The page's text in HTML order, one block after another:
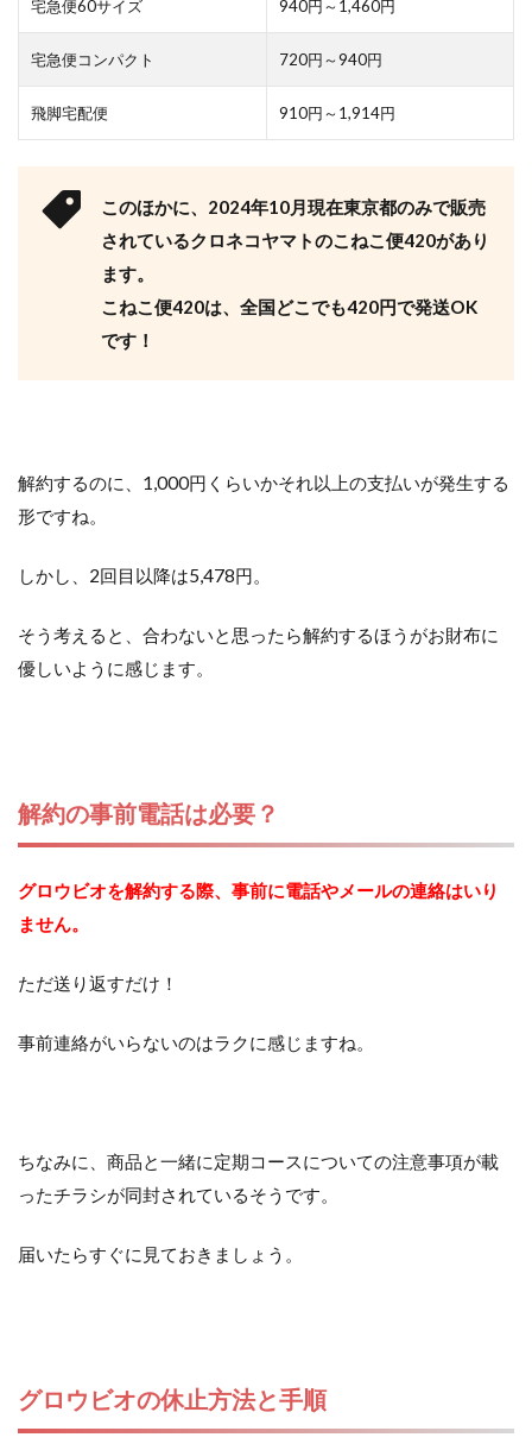
宅急便60サイズ 940円～1,460円
宅急便コンパクト 720円～940円
飛脚宅配便 910円～1,914円
このほかに、2024年10月現在東京都のみで販売
されているクロネコヤマトのこねこ便420があり
ます。
こねこ便420は、全国どこでも420円で発送OK
です！
解約するのに、1,000円くらいかそれ以上の支払いが発生する
形ですね。
しかし、2回目以降は5,478円。
そう考えると、合わないと思ったら解約するほうがお財布に
優しいように感じます。
解約の事前電話は必要？
グロウビオを解約する際、事前に電話やメールの連絡はいり
ません。
ただ送り返すだけ！
事前連絡がいらないのはラクに感じますね。
ちなみに、商品と一緒に定期コースについての注意事項が載
ったチラシが同封されているそうです。
届いたらすぐに見ておきましょう。
グロウビオの休止方法と手順